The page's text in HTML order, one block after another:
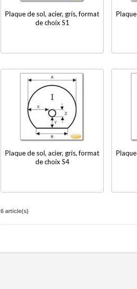
Plaque de sol, acier, gris, format
de choix S1
Plaque de sol, acier, gris, format
de choix S4
6 article(s)